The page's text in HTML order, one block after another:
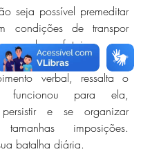
seja possível premeditar
condições de transpor
sem danos fatais.
verbal, ressalta o
funcionou para ela,
persistir e se organizar
imposições.
batalha diária.